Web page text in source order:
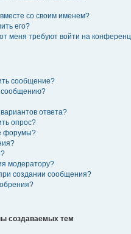
со своим именем?
его?
меня требуют войти на
сообщение?
сообщению?
ответа?
опрос?
форумы?
модератору?
создании сообщения?
создаваемых тем